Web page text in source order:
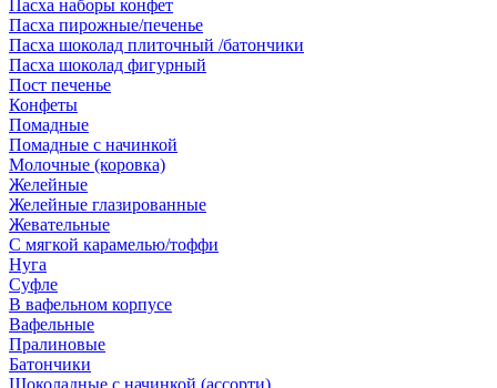
Пасха наборы конфет
Пасха пирожные/печенье
Пасха шоколад плиточный /батончики
Пасха шоколад фигурный
Пост печенье
Конфеты
Помадные
Помадные с начинкой
Молочные (коровка)
Желейные
Желейные глазированные
Жевательные
С мягкой карамелью/тоффи
Нуга
Суфле
В вафельном корпусе
Вафельные
Пралиновые
Батончики
Шоколадные с начинкой (ассорти)